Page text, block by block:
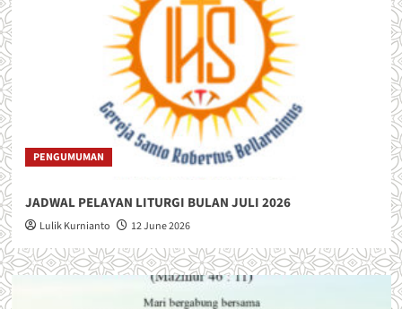
PENGUMUMAN
JADWAL PELAYAN LITURGI BULAN JULI 2026
Lulik Kurnianto 12 June 2026